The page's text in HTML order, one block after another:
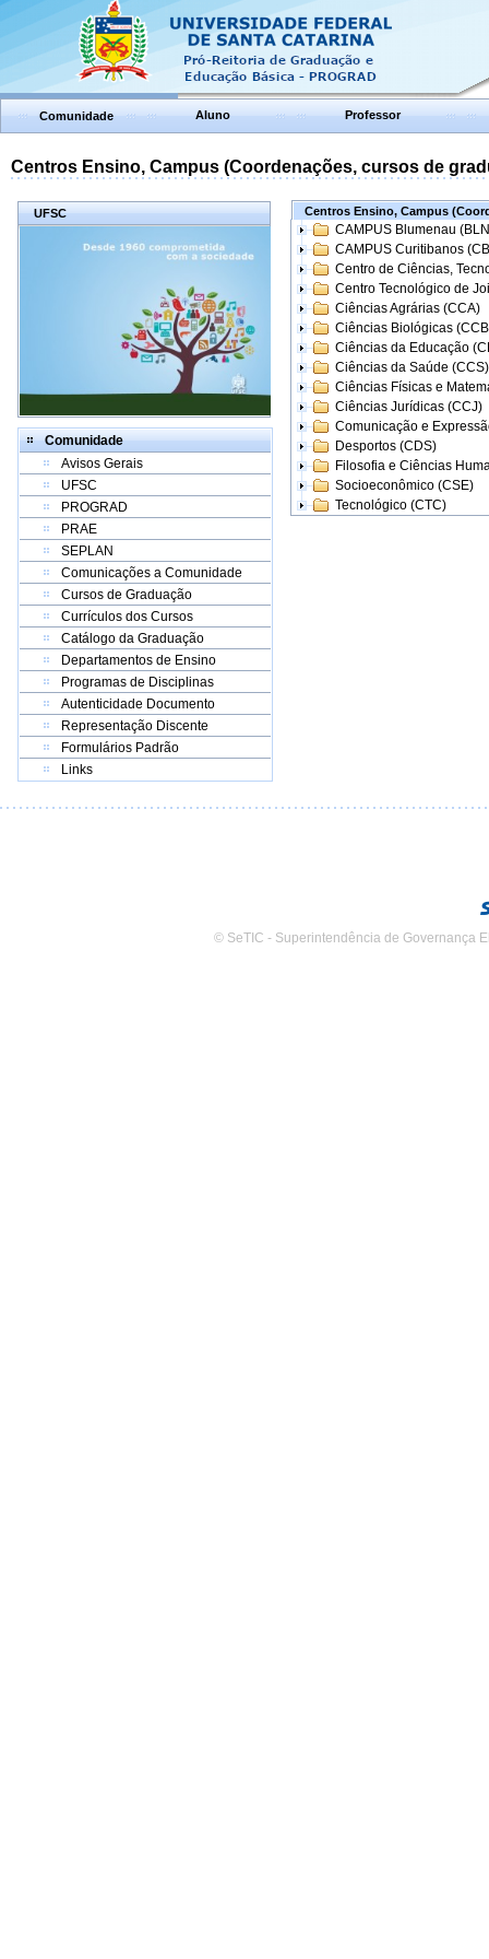
Comunidade Aluno Professor
Centros Ensino, Campus (Coordenações, cursos de
UFSC
Comunidade
Avisos Gerais
UFSC
PROGRAD
PRAE
SEPLAN
Comunicações a Comunidade
Cursos de Graduação
Currículos dos Cursos
Catálogo da Graduação
Departamentos de Ensino
Programas de Disciplinas
Autenticidade Documento
Representação Discente
Formulários Padrão
Links
Centros Ensino, Campus
CAMPUS Blumenau
CAMPUS Curitibanos
Centro de Ciências,
Centro Tecnológico de
Ciências Agrárias (CCA)
Ciências Biológicas
Ciências da Educação
Ciências da Saúde (CCS)
Ciências Físicas e
Ciências Jurídicas (CCJ)
Comunicação e
Desportos (CDS)
Filosofia e Ciências
Socioeconômico (CSE)
Tecnológico (CTC)
© SeTIC - Superintendência de Governança